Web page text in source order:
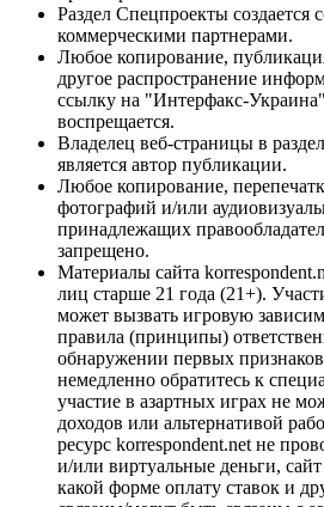
Раздел Спецпроекты создается
коммерческими партнерами.
Любое копирование,
другое распространение
ссылку на "Интерфакс-
воспрещается.
Владелец веб-страницы в
является автор публикации.
Любое копирование,
фотографий и/или
принадлежащих
запрещено.
Материалы сайта
лиц старше 21 года (21+).
может вызвать игровую
правила (принципы)
обнаружении первых
немедленно обратитесь к
участие в азартных играх не
доходов или альтернативой
ресурс korrespondent.net не
и/или виртуальные деньги,
какой форме оплату ставок и